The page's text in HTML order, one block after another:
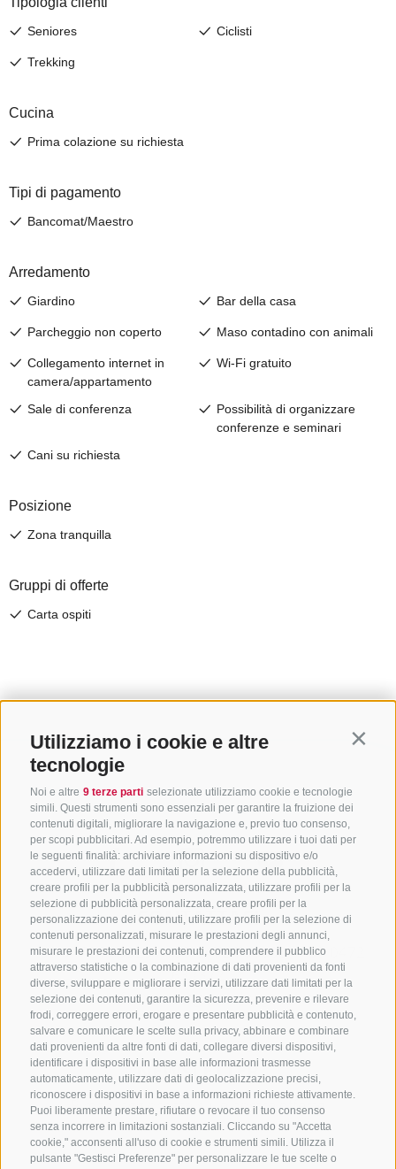
Utilizziamo i cookie e altre
tecnologie
Noi e altre 9 terze parti selezionate utilizziamo cookie e tecnologie
simili. Questi strumenti sono essenziali per garantire la fruizione dei
contenuti digitali, migliorare la navigazione e, previo tuo consenso,
per scopi pubblicitari. Ad esempio, potremmo utilizzare i tuoi dati per
le seguenti finalità: archiviare informazioni su dispositivo e/o
accedervi, utilizzare dati limitati per la selezione della pubblicità,
creare profili per la pubblicità personalizzata, utilizzare profili per la
selezione di pubblicità personalizzata, creare profili per la
personalizzazione dei contenuti, utilizzare profili per la selezione di
contenuti personalizzati, misurare le prestazioni degli annunci,
misurare le prestazioni dei contenuti, comprendere il pubblico
attraverso statistiche o la combinazione di dati provenienti da fonti
diverse, sviluppare e migliorare i servizi, utilizzare dati limitati per la
selezione dei contenuti, garantire la sicurezza, prevenire e rilevare
frodi, correggere errori, erogare e presentare pubblicità e contenuto,
salvare e comunicare le scelte sulla privacy, abbinare e combinare
dati provenienti da altre fonti di dati, collegare diversi dispositivi,
identificare i dispositivi in base alle informazioni trasmesse
automaticamente, utilizzare dati di geolocalizzazione precisi,
riconoscere i dispositivi in base a informazioni richieste attivamente.
Puoi liberamente prestare, rifiutare o revocare il tuo consenso
senza incorrere in limitazioni sostanziali. Cliccando su "Accetta
cookie," acconsenti all'uso di cookie e strumenti simili. Utilizza il
pulsante "Gestisci Preferenze" per personalizzare le tue scelte o
CONTATTACI
+39 0472 765325/+39 0472 760608/+39 0472
632372
info@sterzing-ratschings.it
NEWSLETTER
Rimani aggiornato sulle nostre offerte